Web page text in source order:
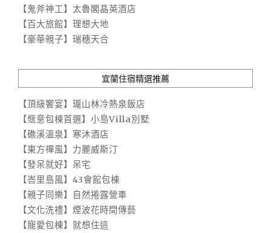
【鬼斧神工】太魯閣晶英酒店
【百大旅館】理想大地
【豪華親子】瑞穗天合
宜蘭住宿精選推薦
【頂級饗宴】瓏山林冷熱泉飯店
【愜意包棟首選】小島Villa別墅
【礁溪溫泉】寒沐酒店
【東方禪風】力麗威斯汀
【發呆就好】呆宅
【峇里島風】43會館包棟
【親子同樂】自然捲露營車
【文化洗禮】煙波花時間傳藝
【寵愛包棟】就想住這